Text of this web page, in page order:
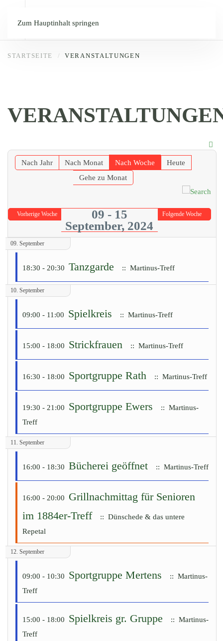
Zum Hauptinhalt springen
STARTSEITE VERANSTALTUNGEN
Nach Jahr Nach Monat Nach Woche
Heute
Gehe zu Monat
Vorherige Woche
09 - 15
September, 2024
Folgende Woche
09. September
18:30 - 20:30 Tanzgarde :: Martinus-Treff
10. September
09:00 - 11:00 Spielkreis :: Martinus-Treff
15:00 - 18:00 Strickfrauen :: Martinus-Treff
16:30 - 18:00 Sportgruppe Rath :: Martinus-Treff
19:30 - 21:00 Sportgruppe Ewers
:: Martinus-
Treff
11. September
16:00 - 18:30 Bücherei geöffnet :: Martinus-Treff
16:00 - 20:00 Grillnachmittag für Senioren
im 1884er-Treff
:: Dünschede & das untere
Repetal
12. September
09:00 - 10:30 Sportgruppe Mertens
:: Martinus-
Treff
15:00 - 18:00 Spielkreis gr. Gruppe
:: Martinus-
Treff